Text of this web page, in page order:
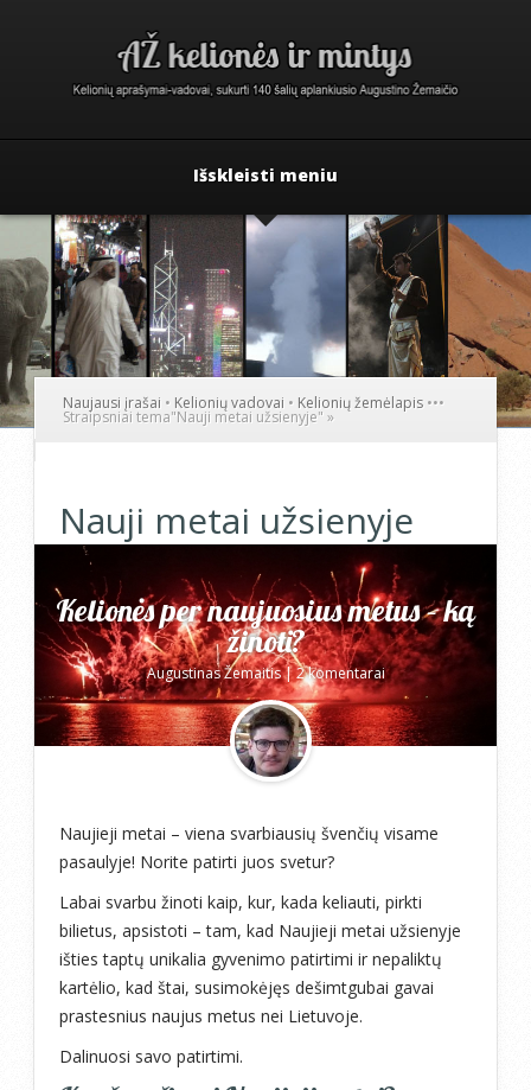
Išskleisti meniu
Naujausi įrašai • Kelionių vadovai • Kelionių žemėlapis •••
Straipsniai tema"Nauji metai užsienyje" »
Nauji metai užsienyje
Kelionės per naujuosius metus – ką
žinoti?
Augustinas Žemaitis|2 komentarai
Naujieji metai – viena svarbiausių švenčių visame
pasaulyje! Norite patirti juos svetur?
Labai svarbu žinoti kaip, kur, kada keliauti, pirkti
bilietus, apsistoti – tam, kad Naujieji metai užsienyje
išties taptų unikalia gyvenimo patirtimi ir nepaliktų
kartėlio, kad štai, susimokėjęs dešimtgubai gavai
prastesnius naujus metus nei Lietuvoje.
Dalinuosi savo patirtimi.